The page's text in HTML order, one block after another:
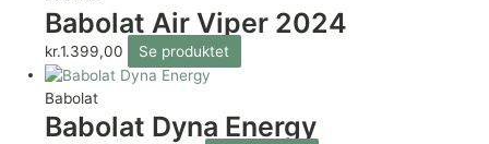
Babolat Air Viper 2024
kr.1.399,00 Se produktet
Babolat
Babolat Dyna Energy